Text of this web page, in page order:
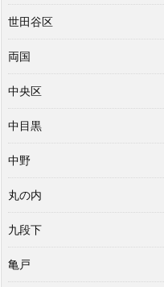
世田谷区
両国
中央区
中目黒
中野
丸の内
九段下
亀戸